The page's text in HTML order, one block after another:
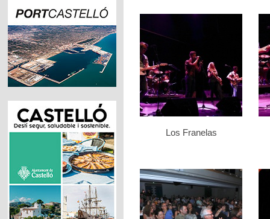
Los Franelas